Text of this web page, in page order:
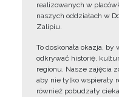
realizowanych w
naszych oddziałach w
Zalipiu.
To doskonała okazja,
odkrywać historię,
regionu. Nasze zajęcia
aby nie tylko wspierały
również pobudzały